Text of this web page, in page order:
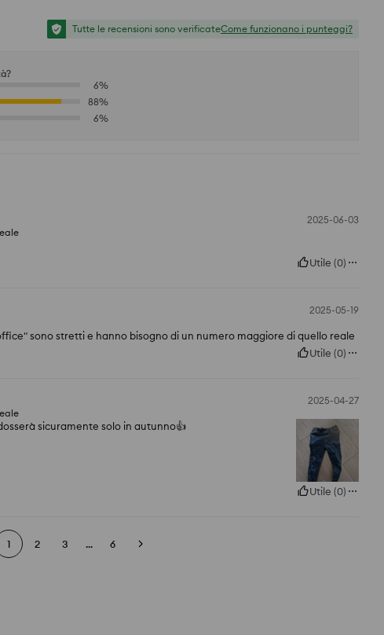
Tutte le recensioni sono verificateCome funzionano i punteggi?
6%
88%
6%
2025-06-03
Utile (0)
2025-05-19
sono stretti e hanno bisogno di un numero maggiore di quello reale
Utile (0)
2025-04-27
sicuramente solo in autunno👍️
Utile (0)
1 2 3 ... 6